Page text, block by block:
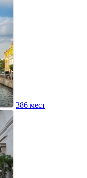
386 мест